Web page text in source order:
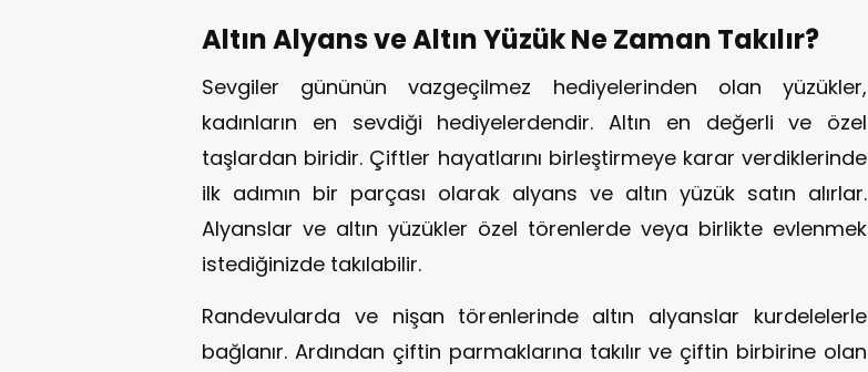
Altın Alyans ve Altın Yüzük Ne Zaman Takılır?
Sevgiler gününün vazgeçilmez hediyelerinden olan yüzükler,
kadınların en sevdiği hediyelerdendir. Altın en değerli ve özel
taşlardan biridir. Çiftler hayatlarını birleştirmeye karar verdiklerinde
ilk adımın bir parçası olarak alyans ve altın yüzük satın alırlar.
Alyanslar ve altın yüzükler özel törenlerde veya birlikte evlenmek
istediğinizde takılabilir.
Randevularda ve nişan törenlerinde altın alyanslar kurdelelerle
bağlanır. Ardından çiftin parmaklarına takılır ve çiftin birbirine olan